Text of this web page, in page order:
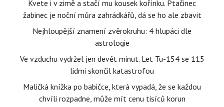
Kvete i v zimě a stačí mu kousek kořínku. Ptačinec
žabinec je noční můra zahrádkářů, dá se ho ale zbavit
Nejhloupější znamení zvěrokruhu: 4 hlupáci dle
astrologie
Ve vzduchu vydržel jen devět minut. Let Tu-154 se 115
lidmi skončil katastrofou
Maličká knížka po babičce, která vypadá, že se každou
chvíli rozpadne, může mít cenu tisíců korun